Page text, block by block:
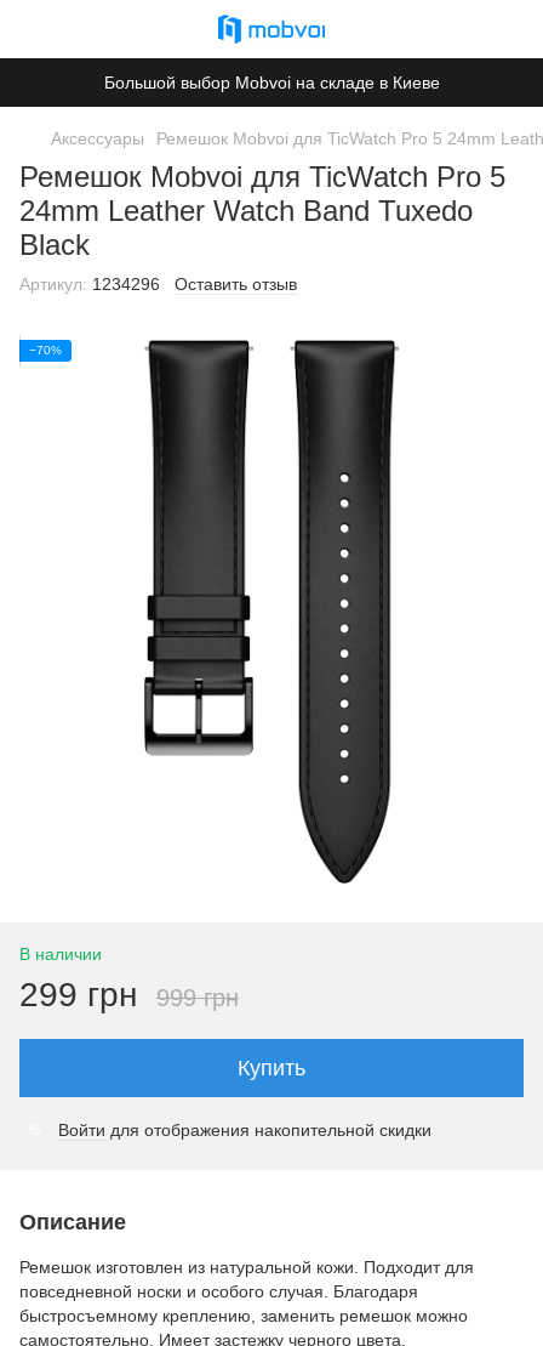
Большой выбор Mobvoi на складе в Киеве
Аксессуары Ремешок Mobvoi для TicWatch Pro 5 24mm
Ремешок Mobvoi для TicWatch Pro 5
24mm Leather Watch Band Tuxedo
Black
Артикул: 1234296 Оставить отзыв
−70%
В наличии
299 грн 999 грн
Купить
Войти для отображения накопительной скидки
Описание
Ремешок изготовлен из натуральной кожи. Подходит для
повседневной носки и особого случая. Благодаря
быстросъемному креплению, заменить ремешок можно
самостоятельно. Имеет застежку черного цвета,